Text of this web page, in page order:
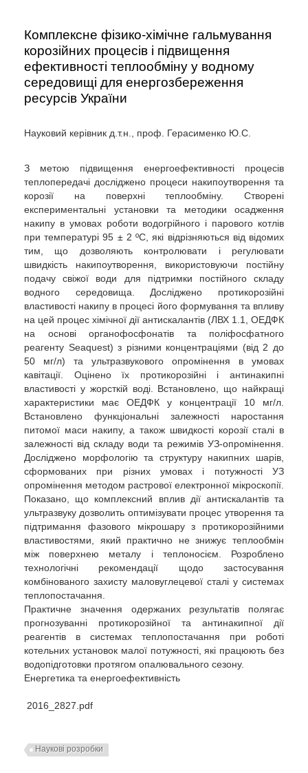
Комплексне фізико-хімічне гальмування
корозійних процесів і підвищення
ефективності теплообміну у водному
середовищі для енергозбереження
ресурсів України
Науковий керівник д.т.н., проф. Герасименко Ю.С.
З метою підвищення енергоефективності процесів
теплопередачі досліджено процеси накипоутворення та
корозії на поверхні теплообміну. Створені
експериментальні установки та методики осадження
накипу в умовах роботи водогрійного і парового котлів
при температурі 95 ± 2 ºС, які відрізняються від відомих
тим, що дозволяють контролювати і регулювати
швидкість накипоутворення, використовуючи постійну
подачу свіжої води для підтримки постійного складу
водного середовища. Досліджено протикорозійні
властивості накипу в процесі його формування та впливу
на цей процес хімічної дії антискалантів (ЛВХ 1.1, ОЕДФК
на основі органофосфонатів та поліфосфатного
реагенту Seaquest) з різними концентраціями (від 2 до
50 мг/л) та ультразвукового опромінення в умовах
кавітації. Оцінено їх протикорозійні і антинакипні
властивості у жорсткій воді. Встановлено, що найкращі
характеристики має ОЕДФК у концентрації 10 мг/л.
Встановлено функціональні залежності наростання
питомої маси накипу, а також швидкості корозії сталі в
залежності від складу води та режимів УЗ-опромінення.
Досліджено морфологію та структуру накипних шарів,
сформованих при різних умовах і потужності УЗ
опромінення методом растрової електронної мікроскопії.
Показано, що комплексний вплив дії антискалантів та
ультразвуку дозволить оптимізувати процес утворення та
підтримання фазового мікрошару з протикорозійними
властивостями, який практично не знижує теплообмін
між поверхнею металу і теплоносієм. Розроблено
технологічні рекомендації щодо застосування
комбінованого захисту маловуглецевої сталі у системах
теплопостачання.
Практичне значення одержаних результатів полягає
прогнозуванні протикорозійної та антинакипної дії
реагентів в системах теплопостачання при роботі
котельних установок малої потужності, які працюють без
водопідготовки протягом опалювального сезону.
Енергетика та енергоефективність
2016_2827.pdf
Наукові розробки